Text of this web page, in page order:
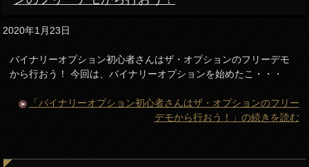
2020年1月23日
バイナリーオプション初心者さんはザ・オプションのフリーデモ
から行おう！ 今回は、バイナリーオプションを始めたこ・・・
「バイナリーオプション初心者さんはザ・オプションのフリー
デモから行おう！」の続きを読む